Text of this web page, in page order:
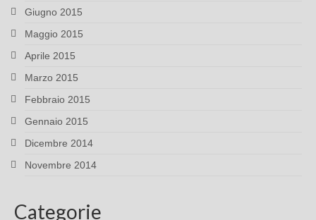
Giugno 2015
Maggio 2015
Aprile 2015
Marzo 2015
Febbraio 2015
Gennaio 2015
Dicembre 2014
Novembre 2014
Categorie